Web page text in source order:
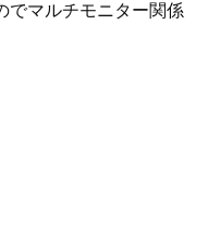
でマルチモニター関係